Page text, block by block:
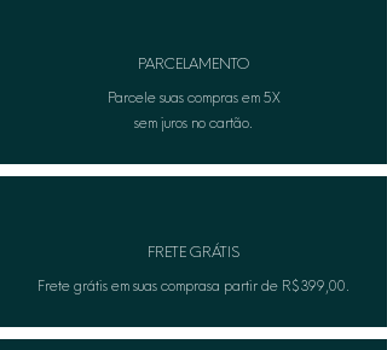
PARCELAMENTO
Parcele suas compras em 5X
sem juros no cartão.
FRETE GRÁTIS
Frete grátis em suas comprasa partir de R$399,00.